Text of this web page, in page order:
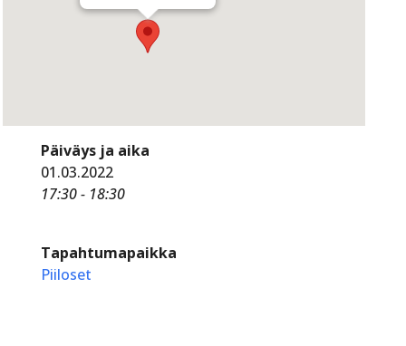
Päiväys ja aika
01.03.2022
17:30 - 18:30
Tapahtumapaikka
Piiloset